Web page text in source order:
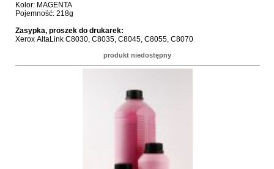
Kolor: MAGENTA
Pojemność: 218g
Zasypka, proszek do drukarek:
Xerox AltaLink C8030, C8035, C8045, C8055, C8070
produkt niedostępny